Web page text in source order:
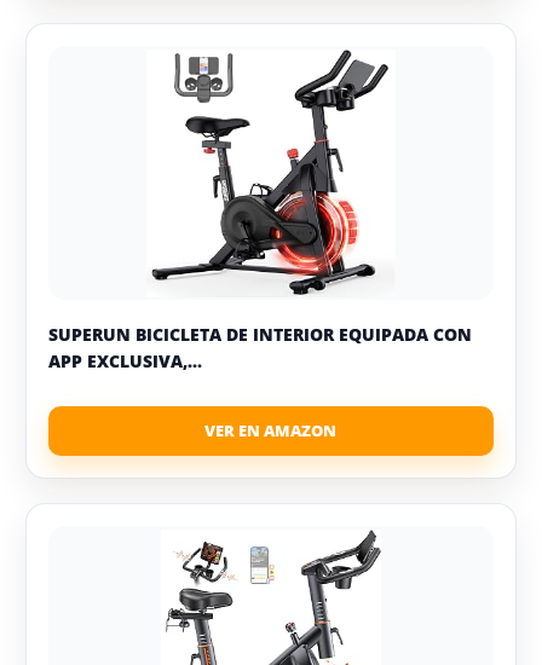
SUPERUN BICICLETA DE INTERIOR EQUIPADA CON
APP EXCLUSIVA,...